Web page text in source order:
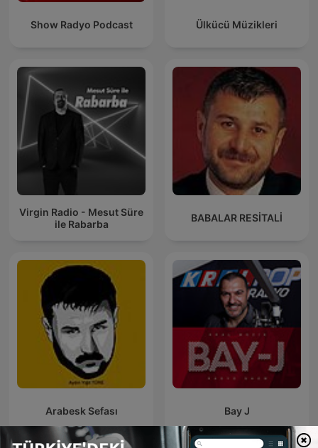
Show Radyo Podcast Ülkücü Müzikleri
Virgin Radio - Mesut Süre
ile Rabarba
BABALAR RESİTALİ
Arabesk Sefası Bay J